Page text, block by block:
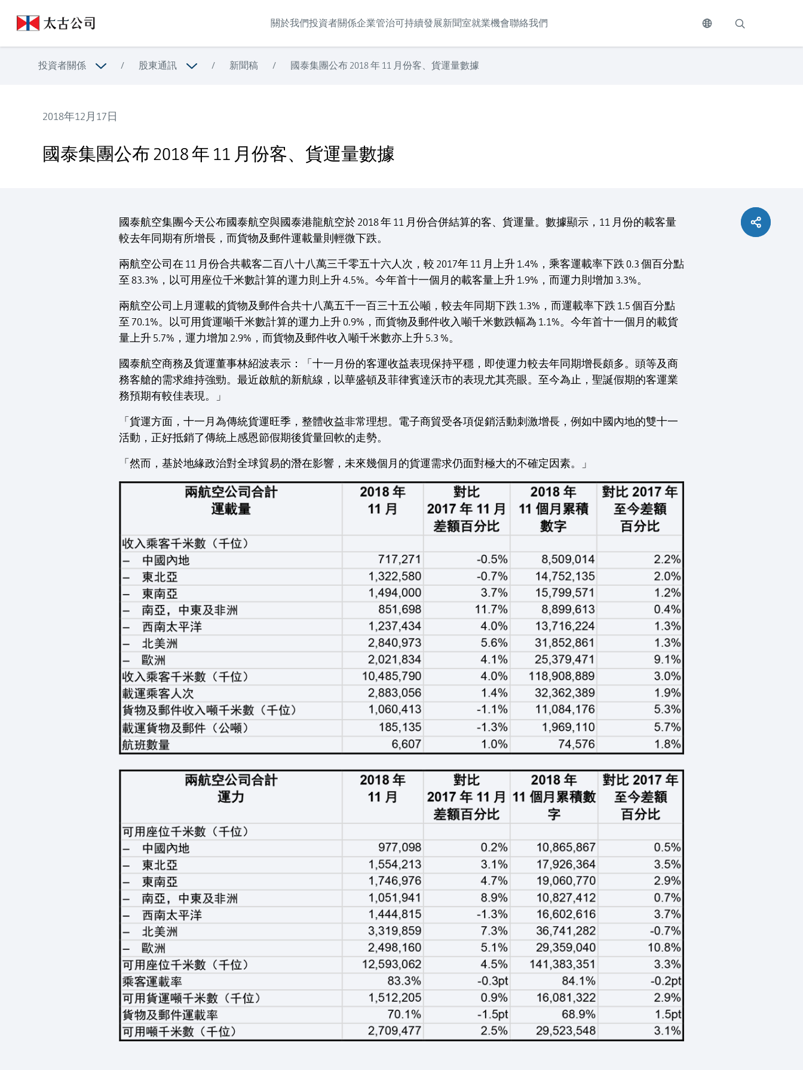
關於我們投資者關係企業管治可持續發展新聞室就業機會聯絡我們
投資者關係 / 股東通訊 / 新聞稿 / 國泰集團公布 2018 年 11 月份客、貨運量數據
2018年12月17日
國泰集團公布 2018 年 11 月份客、貨運量數據
國泰航空集團今天公布國泰航空與國泰港龍航空於 2018 年 11 月份合併結算的客、貨運量。數據顯示，11 月份的載客量
較去年同期有所增長，而貨物及郵件運載量則輕微下跌。
兩航空公司在 11 月份合共載客二百八十八萬三千零五十六人次，較 2017年 11 月上升 1.4%，乘客運載率下跌 0.3 個百分點
至 83.3%，以可用座位千米數計算的運力則上升 4.5%。今年首十一個月的載客量上升 1.9%，而運力則增加 3.3%。
兩航空公司上月運載的貨物及郵件合共十八萬五千一百三十五公噸，較去年同期下跌 1.3%，而運載率下跌 1.5 個百分點
至 70.1%。以可用貨運噸千米數計算的運力上升 0.9%，而貨物及郵件收入噸千米數跌幅為 1.1%。今年首十一個月的載貨
量上升 5.7%，運力增加 2.9%，而貨物及郵件收入噸千米數亦上升 5.3 %。
國泰航空商務及貨運董事林紹波表示：「十一月份的客運收益表現保持平穩，即使運力較去年同期增長頗多。頭等及商
務客艙的需求維持強勁。最近啟航的新航線，以華盛頓及菲律賓達沃市的表現尤其亮眼。至今為止，聖誕假期的客運業
務預期有較佳表現。」
「貨運方面，十一月為傳統貨運旺季，整體收益非常理想。電子商貿受各項促銷活動刺激增長，例如中國內地的雙十一
活動，正好抵銷了傳統上感恩節假期後貨量回軟的走勢。
「然而，基於地緣政治對全球貿易的潛在影響，未來幾個月的貨運需求仍面對極大的不確定因素。」